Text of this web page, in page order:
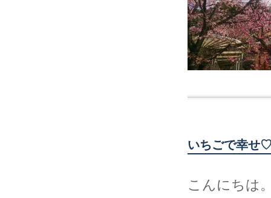
いちごで幸せ
こんにちは